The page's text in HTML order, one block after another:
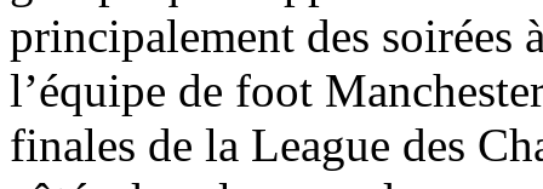
principalement des soirées
l’équipe de foot
finales de la League des